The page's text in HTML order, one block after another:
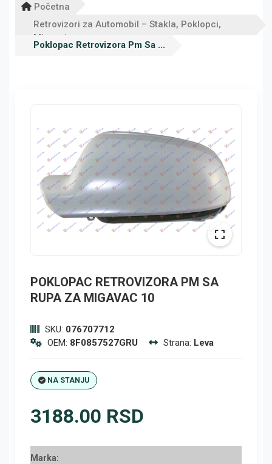
Početna
Retrovizori za Automobil – Stakla, Poklopci,
Migavci
Poklopac Retrovizora Pm Sa ...
POKLOPAC RETROVIZORA PM SA
RUPA ZA MIGAVAC 10
SKU: 076707712
OEM: 8F0857527GRU Strana: Leva
NA STANJU
3188.00 RSD
Marka: